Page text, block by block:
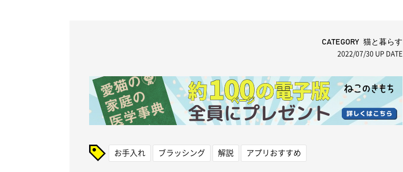
CATEGORY 猫と暮らす
2022/07/30 UP DATE
お手入れ ブラッシング 解説 アプリおすすめ